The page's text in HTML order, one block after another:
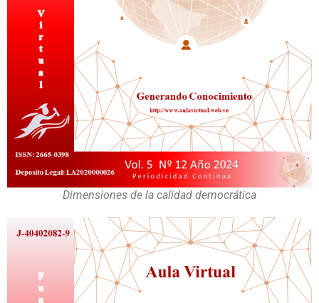
Dimensiones de la calidad democrática